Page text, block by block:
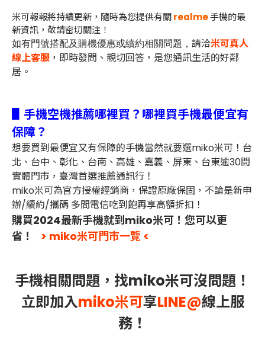
米可報報將持續更新，隨時為您提供有關realme手機的最
新資訊，敬請密切關注！
如有門號搭配及購機優惠或續約相關問題， 請洽米可真人
線上客服 ，即時發問、親切回答，是您通訊生活的好鄰
居。
▋手機空機推薦哪裡買？哪裡買手機最便宜有
保障？
想要買到最便宜又有保障的手機當然就要選miko米可！台
北、台中、彰化、台南、高雄、嘉義、屏東、台東逾30間
實體門市，臺灣首選推薦通訊行！
miko米可為官方授權經銷商，保證原廠保固，不論是新申
辦/續約/攜碼 多間電信吃到飽再享高額折扣！
購買2024最新手機就到miko米可！您可以更
省！
> miko米可門市一覽 <
手機相關問題，找miko米可沒問題！
立即加入miko米可享LINE@線上服
務！